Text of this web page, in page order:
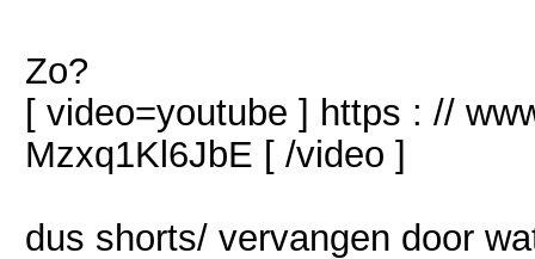
Zo?
[ video=youtube ] https : //
Mzxq1Kl6JbE [ /video ]
dus shorts/ vervangen door